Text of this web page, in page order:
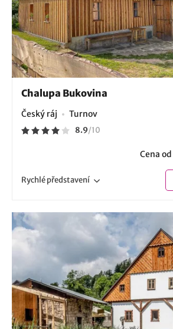
Chalupa Bukovina
Český ráj Turnov
8.9/10
Cena od
Rychlépředstavení